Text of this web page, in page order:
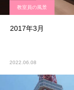
教室員の風景
2017年3月
2022.06.08